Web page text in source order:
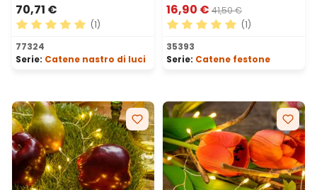
70,71 €
Valutazione media di 5 su 5 stelle
(1)
77324
Serie: Catene nastro di luci
16,90 € 41,50 €
Valutazione media di 5 su
(1)
35393
Serie: Catene festone